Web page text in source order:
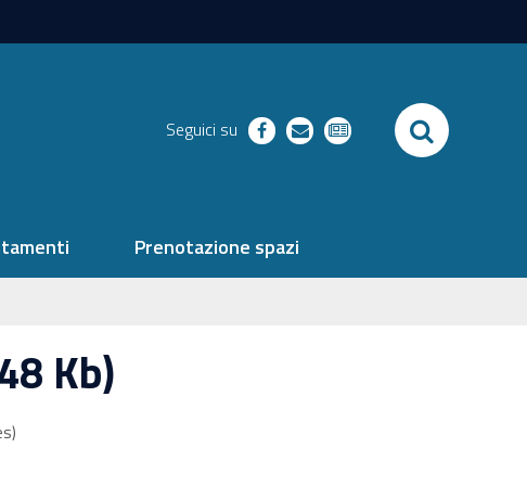
Seguici su facebookrichiestenewsletter SEARCH
Prenotazione spazi
Kb)